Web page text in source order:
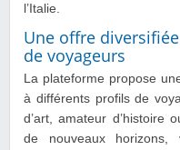
l’Italie.
Une offre
de voyageurs
La plateforme propose
à différents profils de
d’art, amateur d’histoire
de nouveaux horizons,